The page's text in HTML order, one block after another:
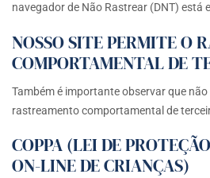
navegador de Não Rastrear (DNT) está
NOSSO SITE PERMITE O
COMPORTAMENTAL DE
Também é importante observar que
rastreamento comportamental de
COPPA (LEI DE
ON-LINE DE CRIANÇAS)